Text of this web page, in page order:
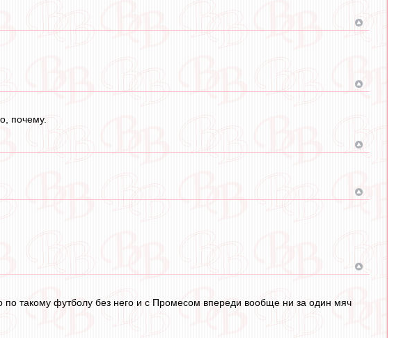
почему.
такому футболу без него и с Промесом впереди вообще ни за один мяч